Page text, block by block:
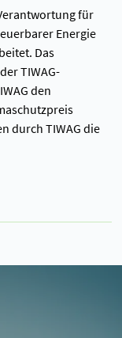
für
Energie
Das
TIWAG-
den
durch TIWAG die